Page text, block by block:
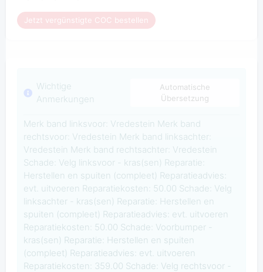
Jetzt vergünstigte COC bestellen
Wichtige
Anmerkungen
Automatische
Übersetzung
Merk band linksvoor: Vredestein Merk band
rechtsvoor: Vredestein Merk band linksachter:
Vredestein Merk band rechtsachter: Vredestein
Schade: Velg linksvoor - kras(sen) Reparatie:
Herstellen en spuiten (compleet) Reparatieadvies:
evt. uitvoeren Reparatiekosten: 50.00 Schade: Velg
linksachter - kras(sen) Reparatie: Herstellen en
spuiten (compleet) Reparatieadvies: evt. uitvoeren
Reparatiekosten: 50.00 Schade: Voorbumper -
kras(sen) Reparatie: Herstellen en spuiten
(compleet) Reparatieadvies: evt. uitvoeren
Reparatiekosten: 359.00 Schade: Velg rechtsvoor -